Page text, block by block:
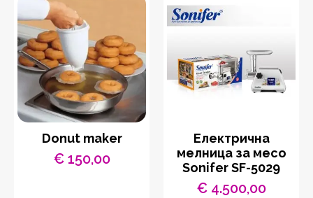
Donut maker
€150,00
Eлектрична
мелница за месо
Sonifer SF-5029
€4.500,00